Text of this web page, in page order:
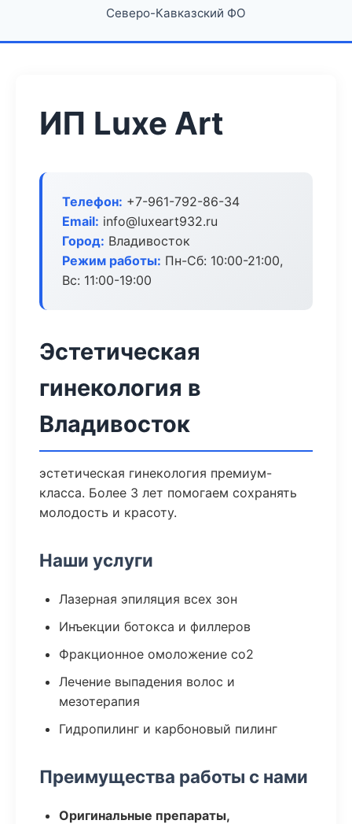
Северо-Кавказский ФО
ИП Luxe Art
Телефон: +7-961-792-86-34
Email: info@luxeart932.ru
Город: Владивосток
Режим работы: Пн-Сб: 10:00-21:00,
Вс: 11:00-19:00
Эстетическая
гинекология в
Владивосток
эстетическая гинекология премиум-
класса. Более 3 лет помогаем сохранять
молодость и красоту.
Наши услуги
Лазерная эпиляция всех зон
Инъекции ботокса и филлеров
Фракционное омоложение co2
Лечение выпадения волос и
мезотерапия
Гидропилинг и карбоновый пилинг
Преимущества работы с нами
Оригинальные препараты,